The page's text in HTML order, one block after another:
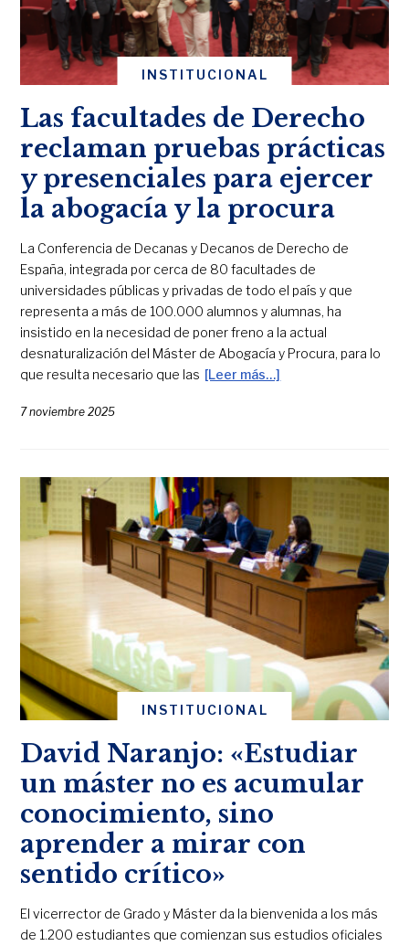
INSTITUCIONAL
Las facultades de Derecho
reclaman pruebas prácticas
y presenciales para ejercer
la abogacía y la procura
La Conferencia de Decanas y Decanos de Derecho de
España, integrada por cerca de 80 facultades de
universidades públicas y privadas de todo el país y que
representa a más de 100.000 alumnos y alumnas, ha
insistido en la necesidad de poner freno a la actual
desnaturalización del Máster de Abogacía y Procura, para lo
que resulta necesario que las [Leer más…]
7 noviembre 2025
INSTITUCIONAL
David Naranjo: «Estudiar
un máster no es acumular
conocimiento, sino
aprender a mirar con
sentido crítico»
El vicerrector de Grado y Máster da la bienvenida a los más
de 1.200 estudiantes que comienzan sus estudios oficiales